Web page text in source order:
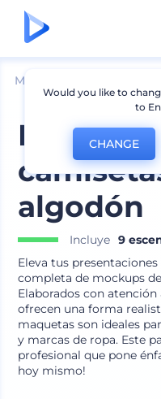
Mockups
algodón
Incluye 9
Eleva tus
completa de mockups
Elaborados con
ofrecen una forma
maquetas son ideales
y marcas de ropa. Este
profesional que pone
hoy mismo!
Would you like to
to
CHANGE